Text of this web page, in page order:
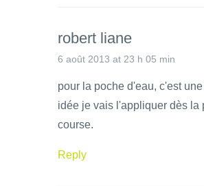
robert liane
6 août 2013 at 23 h 05 min
pour la poche d'eau, c'est
idée je vais l'appliquer dès la
course.
Reply